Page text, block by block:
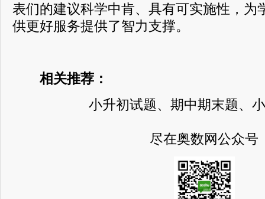
表们的建议科学中肯、具有可实施性，为
供更好服务提供了智力支撑。
相关推荐：
小升初试题、期中期末题、
尽在奥数网公众号